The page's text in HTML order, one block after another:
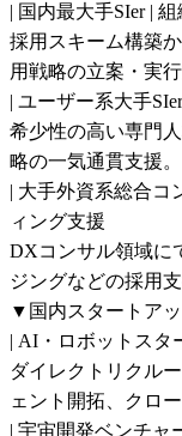
| 国内最大手SIer |
採用スキーム構築
用戦略の立案・実行
| ユーザー系大手
希少性の高い専門
略の一気通貫支援。
| 大手外資系総合コ
ィング支援
DXコンサル領域に
ジングなどの採用支
▼国内スタートア
| AI・ロボットスタ
ダイレクトリクル
ェント開拓、クロ
| 宇宙開発ベンチャ